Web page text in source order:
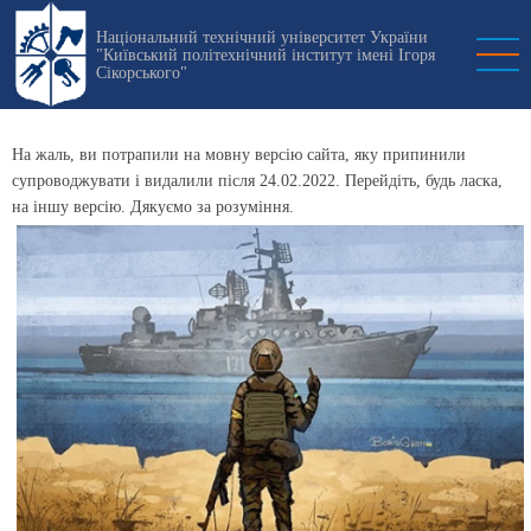
Перейти
основному
содержанию
Національний технічний університет України
"Київський політехнічний інститут імені Ігоря
Сікорського"
На жаль, ви потрапили на мовну версію сайта, яку припинили
супроводжувати і видалили після 24.02.2022. Перейдіть, будь ласка,
на іншу версію. Дякуємо за розуміння.